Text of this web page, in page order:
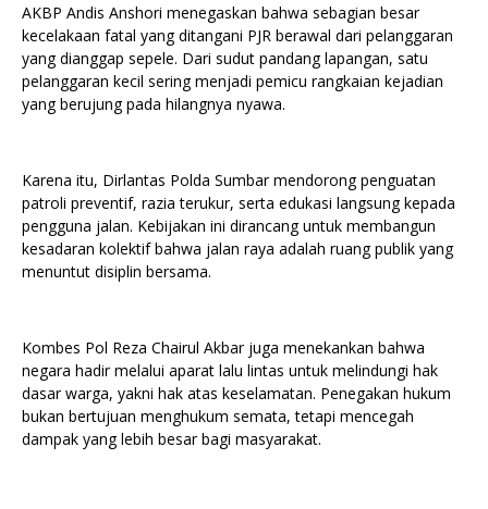
AKBP Andis Anshori menegaskan bahwa sebagian besar
kecelakaan fatal yang ditangani PJR berawal dari pelanggaran
yang dianggap sepele. Dari sudut pandang lapangan, satu
pelanggaran kecil sering menjadi pemicu rangkaian kejadian
yang berujung pada hilangnya nyawa.
Karena itu, Dirlantas Polda Sumbar mendorong penguatan
patroli preventif, razia terukur, serta edukasi langsung kepada
pengguna jalan. Kebijakan ini dirancang untuk membangun
kesadaran kolektif bahwa jalan raya adalah ruang publik yang
menuntut disiplin bersama.
Kombes Pol Reza Chairul Akbar juga menekankan bahwa
negara hadir melalui aparat lalu lintas untuk melindungi hak
dasar warga, yakni hak atas keselamatan. Penegakan hukum
bukan bertujuan menghukum semata, tetapi mencegah
dampak yang lebih besar bagi masyarakat.